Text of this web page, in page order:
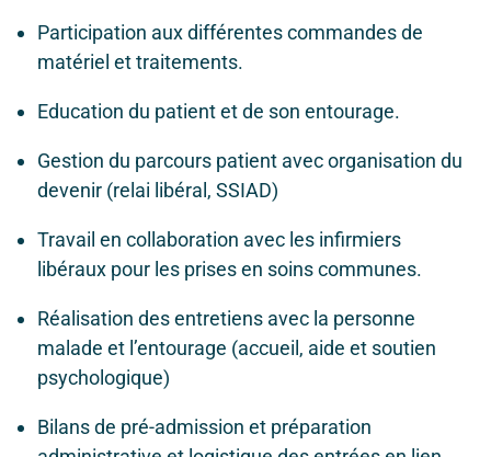
Participation aux différentes commandes de
matériel et traitements.
Education du patient et de son entourage.
Gestion du parcours patient avec organisation du
devenir (relai libéral, SSIAD)
Travail en collaboration avec les infirmiers
libéraux pour les prises en soins communes.
Réalisation des entretiens avec la personne
malade et l’entourage (accueil, aide et soutien
psychologique)
Bilans de pré-admission et préparation